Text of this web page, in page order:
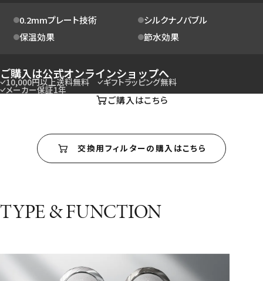
0.2mmプレート技術
シルクナノバブル
保温効果
節水効果
ご購入はこちら
ご購入は公式オンラインショップへ
10,000円以上送料無料 ギフトラッピング無料
メーカー保証1年
交換用フィルターの購入はこちら
TYPE & FUNCTION